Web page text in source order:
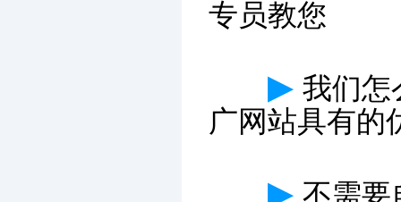
专员教您
▶ 我们怎
广网站具有的
▶ 不需要